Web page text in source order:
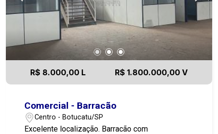
R$ 8.000,00 L R$ 1.800.000,00 V
Comercial - Barracão
Centro - Botucatu/SP
Excelente localização. Barracão com